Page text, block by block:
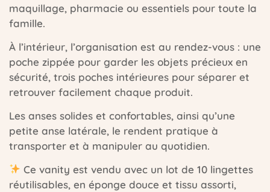
maquillage, pharmacie ou essentiels pour toute la
famille.
À l’intérieur, l’organisation est au rendez-vous : une
poche zippée pour garder les objets précieux en
sécurité, trois poches intérieures pour séparer et
retrouver facilement chaque produit.
Les anses solides et confortables, ainsi qu’une
petite anse latérale, le rendent pratique à
transporter et à manipuler au quotidien.
Ce vanity est vendu avec un lot de 10 lingettes
réutilisables, en éponge douce et tissu assorti,